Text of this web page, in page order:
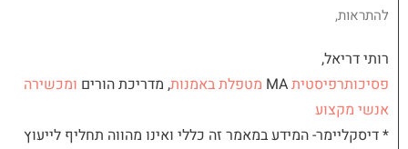
להתראות,
רותי דריאל,
פסיכותרפיסטית
מטפלת באמנות, מדריכת הורים ומכשירה
אנשי מקצוע
* דיסקליימר- המידע במאמר זה כללי ואינו מהווה תחליף לייעוץ